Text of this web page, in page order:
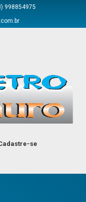
998854975
se